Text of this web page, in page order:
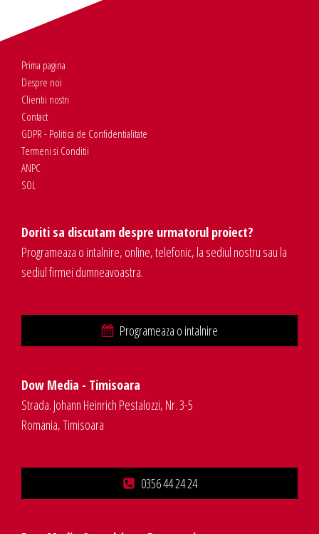
Prima pagina
Despre noi
Clientii nostri
Contact
GDPR - Politica de Confidentialitate
Termeni si Conditii
ANPC
SOL
Doriti sa discutam despre urmatorul proiect?
Programeaza o intalnire, online, telefonic, la sediul nostru sau la
sediul firmei dumneavoastra.
Programeaza o intalnire
Dow Media - Timisoara
Strada. Johann Heinrich Pestalozzi, Nr. 3-5
Romania, Timisoara
0356 44 24 24